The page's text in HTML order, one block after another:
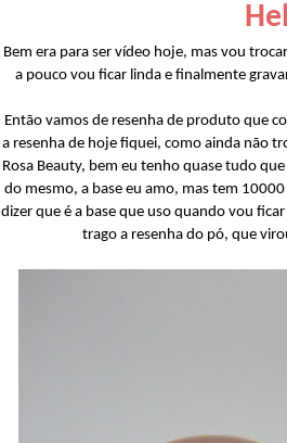
Bem era para ser vídeo hoje, mas vou
a pouco vou ficar linda e finalmente
Então vamos de resenha de produto que
a resenha de hoje fiquei, como ainda não
Rosa Beauty, bem eu tenho quase tudo
do mesmo, a base eu amo, mas tem
dizer que é a base que uso quando vou
trago a resenha do pó, que